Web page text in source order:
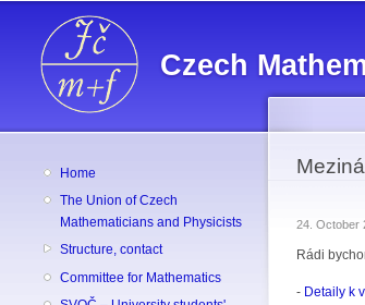
Czech
Home
The Union of Czech
Mathematicians and Physicists
Structure, contact
Committee for Mathematics
24. October
Rádi
- Detaily k